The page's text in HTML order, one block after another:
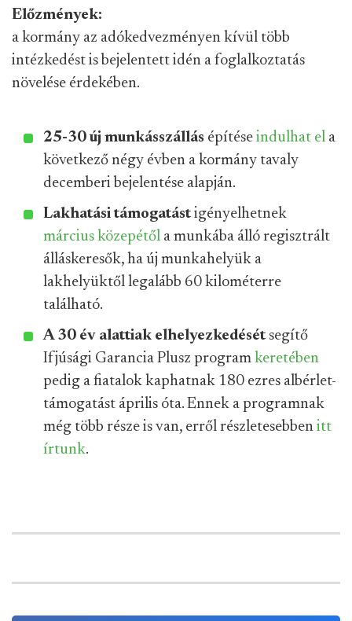
Előzmények:
a kormány az adókedvezményen kívül több
intézkedést is bejelentett idén a foglalkoztatás
növelése érdekében.
25-30 új munkásszállás építése indulhat el a
következő négy évben a kormány tavaly
decemberi bejelentése alapján.
Lakhatási támogatást igényelhetnek
március közepétől a munkába álló regisztrált
álláskeresők, ha új munkahelyük a
lakhelyüktől legalább 60 kilométerre
található.
A 30 év alattiak elhelyezkedését segítő
Ifjúsági Garancia Plusz program keretében
pedig a fiatalok kaphatnak 180 ezres albérlet-
támogatást április óta. Ennek a programnak
még több része is van, erről részletesebben itt
írtunk.